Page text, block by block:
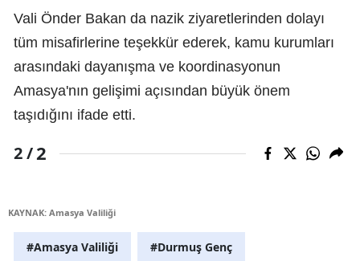
Vali Önder Bakan da nazik ziyaretlerinden dolayı
tüm misafirlerine teşekkür ederek, kamu kurumları
arasındaki dayanışma ve koordinasyonun
Amasya'nın gelişimi açısından büyük önem
taşıdığını ifade etti.
2 /2
KAYNAK: Amasya Valiliği
#Amasya Valiliği #Durmuş Genç